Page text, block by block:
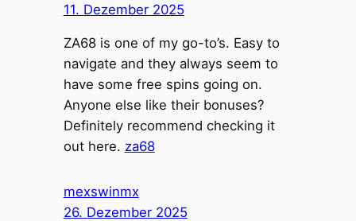
11. Dezember 2025
ZA68 is one of my go-to’s. Easy to
navigate and they always seem to
have some free spins going on.
Anyone else like their bonuses?
Definitely recommend checking it
out here. za68
mexswinmx
26. Dezember 2025